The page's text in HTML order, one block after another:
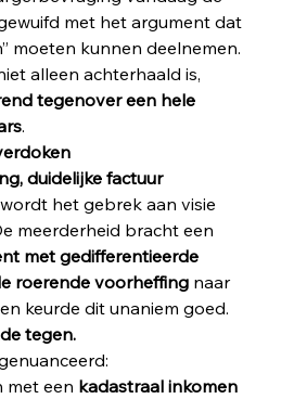
met het argument dat
moeten kunnen deelnemen.
alleen achterhaald is,
tegenover een hele
.
duidelijke factuur
het gebrek aan visie
meerderheid bracht een
met gedifferentieerde
roerende voorheffing naar
keurde dit unaniem goed.
tegen.
met een kadastraal inkomen